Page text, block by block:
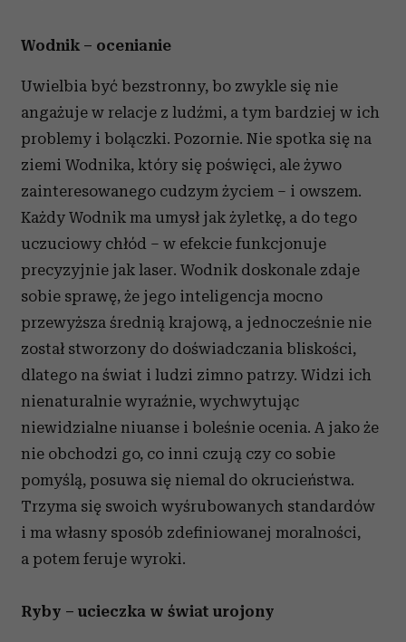
Wodnik – ocenianie
Uwielbia być bezstronny, bo zwykle się nie
angażuje w relacje z ludźmi, a tym bardziej w ich
problemy i bolączki. Pozornie. Nie spotka się na
ziemi Wodnika, który się poświęci, ale żywo
zainteresowanego cudzym życiem – i owszem.
Każdy Wodnik ma umysł jak żyletkę, a do tego
uczuciowy chłód – w efekcie funkcjonuje
precyzyjnie jak laser. Wodnik doskonale zdaje
sobie sprawę, że jego inteligencja mocno
przewyższa średnią krajową, a jednocześnie nie
został stworzony do doświadczania bliskości,
dlatego na świat i ludzi zimno patrzy. Widzi ich
nienaturalnie wyraźnie, wychwytując
niewidzialne niuanse i boleśnie ocenia. A jako że
nie obchodzi go, co inni czują czy co sobie
pomyślą, posuwa się niemal do okrucieństwa.
Trzyma się swoich wyśrubowanych standardów
i ma własny sposób zdefiniowanej moralności,
a potem feruje wyroki.
Ryby – ucieczka w świat urojony